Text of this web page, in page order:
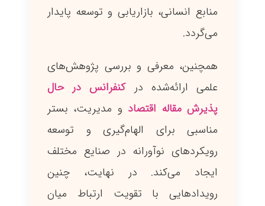
منابع انسانی، بازاریابی و توسعه پایدار
می‌گردد.
همچنین، معرفی و بررسی پژوهش‌های
علمی ارائه‌شده درکنفرانس در حال
پذیرش مقاله اقتصاد و مدیریت، بستر
مناسبی برای الهام‌گیری و توسعه
رویکردهای نوآورانه در صنایع مختلف
ایجاد می‌کند. در نهایت، چنین
رویدادهایی با تقویت ارتباط میان